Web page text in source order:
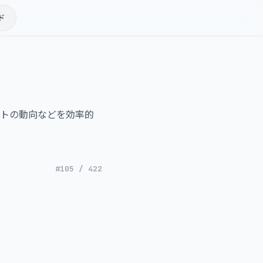
の動向などを効率的
#105 / 422